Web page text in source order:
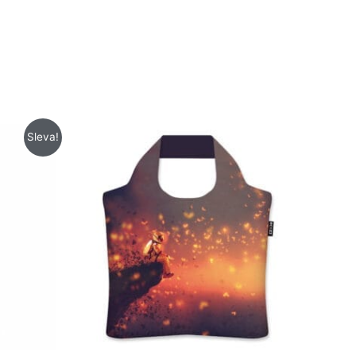
Sleva!